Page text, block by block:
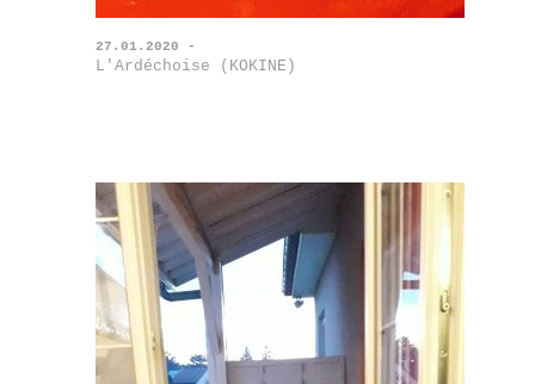
27.01.2020 -
L'Ardéchoise (KOKINE)